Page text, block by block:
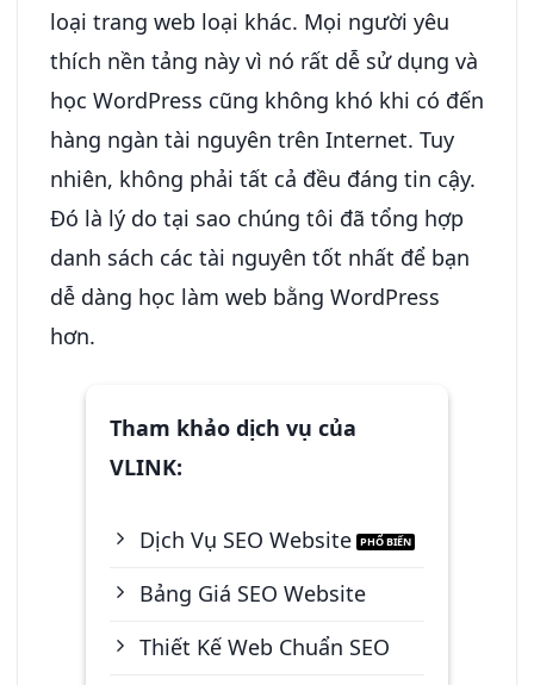
loại trang web loại khác. Mọi người yêu
thích nền tảng này vì nó rất dễ sử dụng và
học WordPress cũng không khó khi có đến
hàng ngàn tài nguyên trên Internet. Tuy
nhiên, không phải tất cả đều đáng tin cậy.
Đó là lý do tại sao chúng tôi đã tổng hợp
danh sách các tài nguyên tốt nhất để bạn
dễ dàng học làm web bằng WordPress
hơn.
Tham khảo dịch vụ của
VLINK:
Dịch Vụ SEO Website
Bảng Giá SEO Website
Thiết Kế Web Chuẩn SEO